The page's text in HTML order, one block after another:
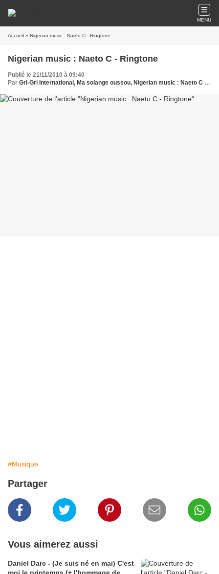
MENU
Accueil » Nigerian music : Naeto C - Ringtone
Nigerian music : Naeto C - Ringtone
Publié le 21/11/2010 à 09:40
Par Gri-Gri International, Ma solange oussou, Nigerian music : Naeto C - Ringtone
#Musique
Partager
Vous aimerez aussi
Daniel Darc - (Je suis né en mai) C'est